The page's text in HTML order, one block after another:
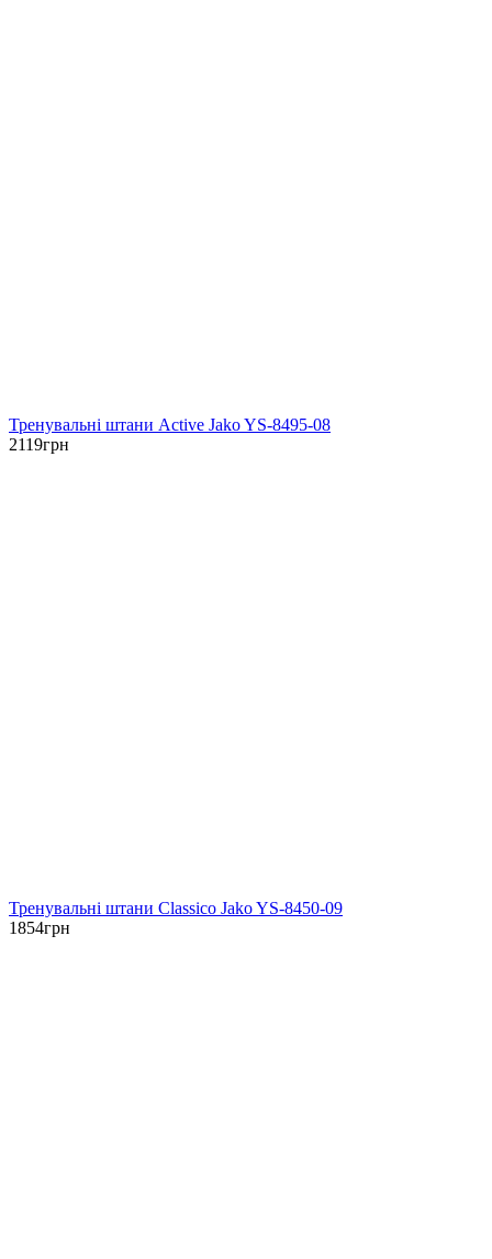
Тренувальні штани Active Jako YS-8495-08
2119грн
Тренувальні штани Classico Jako YS-8450-09
1854грн